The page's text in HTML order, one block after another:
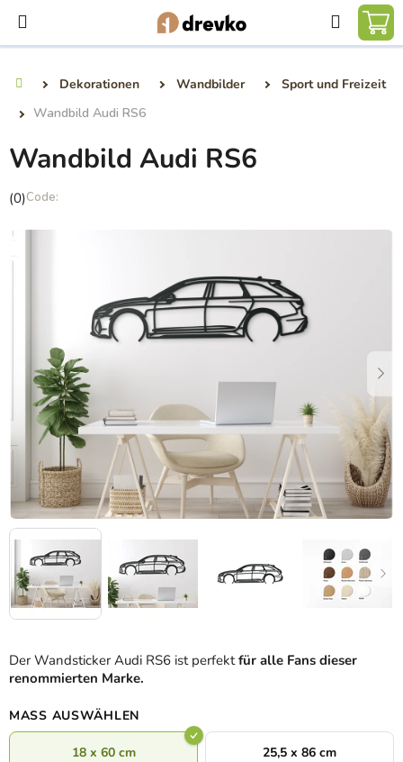
Inhalt
springen
Suchen
Dekorationen Wandbilder
Sport und Freizeit
Wandbild Audi RS6
Der Wandsticker Audi RS6 ist perfektfür alle Fans dieser
renommierten Marke.
MASS AUSWÄHLEN
18 x 60 cm 25,5 x 86 cm
Wandbild Audi RS6
Die
Produktbewertung
(0)